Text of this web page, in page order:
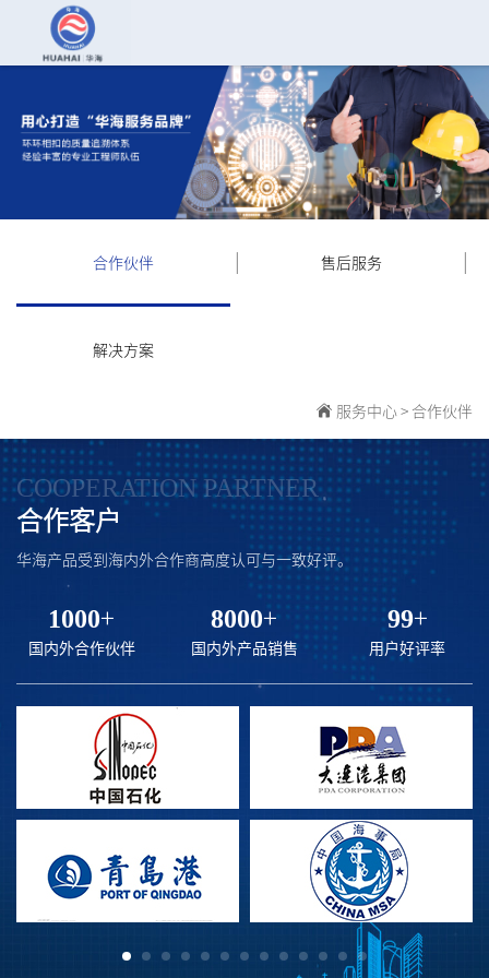
合作伙伴 售后服务
解决方案
服务中心 > 合作伙伴
COOPERATION PARTNER
合作客户
华海产品受到海内外合作商高度认可与一致好评。
1000+
国内外合作伙伴
8000+
国内外产品销售
99+
用户好评率